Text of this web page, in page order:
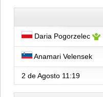
Daria Pogorzelec
Anamari Velensek
2 de Agosto 11:19